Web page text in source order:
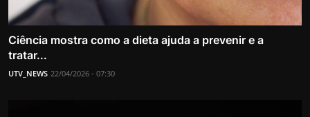
Ciência mostra como a dieta ajuda a prevenir e a
tratar...
UTV_NEWS 22/04/2026 - 07:30